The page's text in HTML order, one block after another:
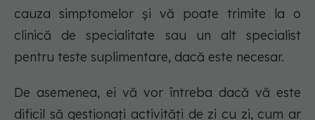
cauza simptomelor și vă poate trimite la o
clinică de specialitate sau un alt specialist
pentru teste suplimentare, dacă este necesar.
De asemenea, ei vă vor întreba dacă vă este
dificil să gestionați activități de zi cu zi, cum ar